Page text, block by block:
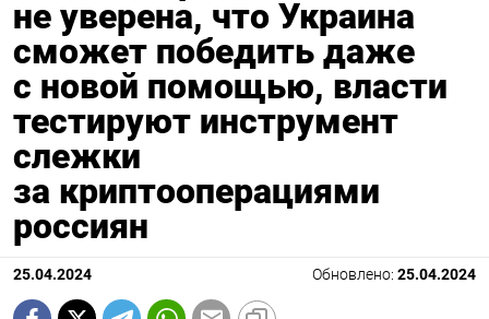
не уверена, что Украина
сможет победить даже
с новой помощью, власти
тестируют инструмент
слежки
за криптооперациями
россиян
25.04.2024 Обновлено: 25.04.2024